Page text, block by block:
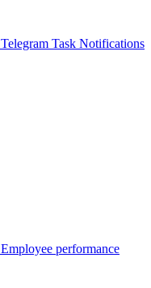
Telegram Task Notifications
Employee performance